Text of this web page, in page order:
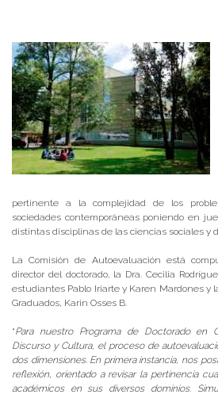
pertinente a la complejidad de los
sociedades contemporáneas poniendo en
distintas disciplinas de las ciencias sociales y
La Comisión de Autoevaluación está
director del doctorado, la Dra. Cecilia
estudiantes Pablo Iriarte y Karen Mardones y
Graduados, Karin Osses B.
“Para nuestro Programa de Doctorado en
Discurso y Cultura, el proceso de
dos dimensiones. En primera instancia, nos
reflexión, orientado a revisar la pertinencia
académicos en sus diversos dominios.